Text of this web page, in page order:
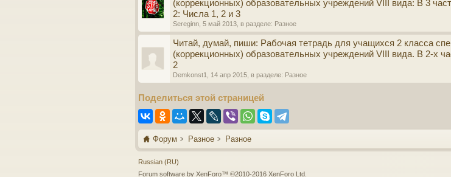
(коррекционных) образовательных учреждений VIII вида: В 3
2: Числа 1, 2 и 3
Sereginn 5 май 2013 , в разделе: Разное
Читай, думай, пиши: Рабочая тетрадь для учащихся 2 класса
(коррекционных) образовательных учреждений VIII вида. В 2-х
2
Demkonst1 14 апр 2015 , в разделе: Разное
Поделиться этой страницей
Форум Разное Разное
Russian (RU)
Forum software by XenForo™ ©2010-2016 XenForo Ltd.